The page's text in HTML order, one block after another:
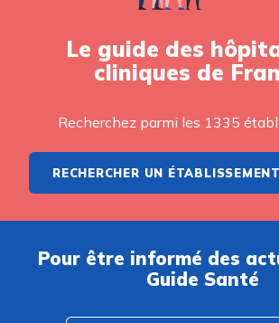
Le guide des
cliniques de
Recherchez parmi les 1335
RECHERCHER UN
Pour être informé des
Guide Santé